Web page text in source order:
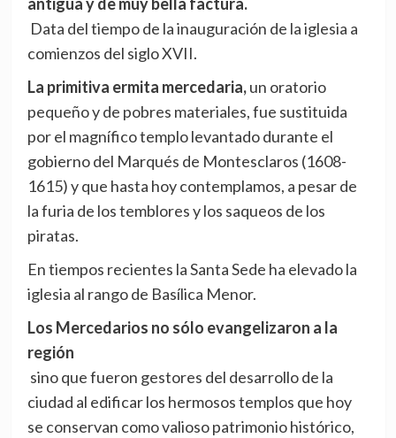
antigua y de muy bella factura.
Data del tiempo de la inauguración de la iglesia a
comienzos del siglo XVII.
La primitiva ermita mercedaria,un oratorio
pequeño y de pobres materiales, fue sustituida
por el magnífico templo levantado durante el
gobierno del Marqués de Montesclaros (1608-
1615) y que hasta hoy contemplamos, a pesar de
la furia de los temblores y los saqueos de los
piratas.
En tiempos recientes la Santa Sede ha elevado la
iglesia al rango de Basílica Menor.
Los Mercedarios no sólo evangelizaron a la
región
sino que fueron gestores del desarrollo de la
ciudad al edificar los hermosos templos que hoy
se conservan como valioso patrimonio histórico,